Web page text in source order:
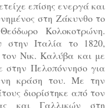
επίσης ενεργά και
στη Ζάκυνθο το
Κολοκοτρώνη.
στην Ιταλία το 1820,
τον Νικ. Καλύβα και με
στην Πελοπόννησο για
κράση του. Με την
διορίστηκε από τον
και Γαλλικών στη